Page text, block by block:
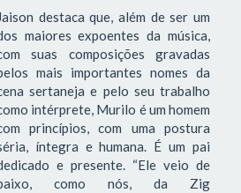
destaca que, além de ser um
maiores expoentes da música,
suas composições gravadas
mais importantes nomes da
sertaneja e pelo seu trabalho
intérprete, Murilo é um homem
princípios, com uma postura
íntegra e humana. É um pai
e presente. “Ele veio de
como nós, da Zig